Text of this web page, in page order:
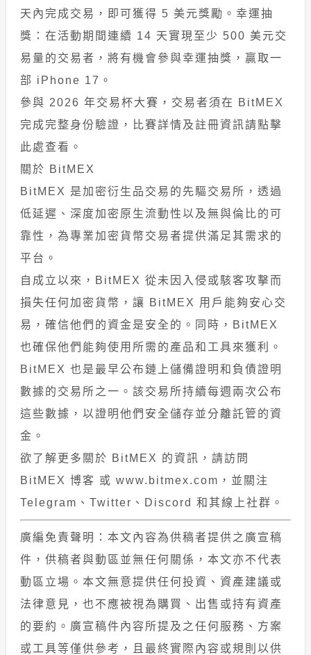
天內完成交易，即可獲得 5 美元獎勵。幸運抽
獎：在活動期間連續 14 天實現至少 500 美元交
易量的交易者，將有機會參與幸運抽獎，贏取一
部 iPhone 17。
參與 2026 年交易杯大賽，交易者須在 BitMEX
完成完整身份驗證，比賽詳情及註冊資訊請點擊
此處查看。
關於 BitMEX
BitMEX 是加密衍生品交易的先驅交易所，透過
低延遲、深度加密原生流動性以及無與倫比的可
靠性，為專業加密貨幣交易者提供滿足其需求的
平台。
自成立以來，BitMEX 從未因入侵或駭客攻擊而
損失任何加密貨幣，讓 BitMEX 用戶能夠安心交
易，確信他們的資金是安全的。同時，BitMEX
也確保他們能夠使用所需的產品和工具來獲利。
BitMEX 也是最早公布鏈上儲備證明和負債證明
數據的交易所之一。該交易所持續每週兩次公布
這些數據，以證明他們安全儲存並分離託管的資
金。
欲了解更多關於 BitMEX 的資訊，請訪問
BitMEX 博客 或 www.bitmex.com，並關注
Telegram、Twitter、Discord 和其線上社群。
廣編免責聲明：本文內容為供稿者提供之廣宣稿
件，供稿者與動區並無任何關係，本文亦不代表
動區立場。本文無意提供任何投資、資產建議或
法律意見，也不應被視為購買、出售或持有資產
的要約。廣宣稿件內容所提及之任何服務、方案
或工具等僅供參考，且最終實際內容或規則以供